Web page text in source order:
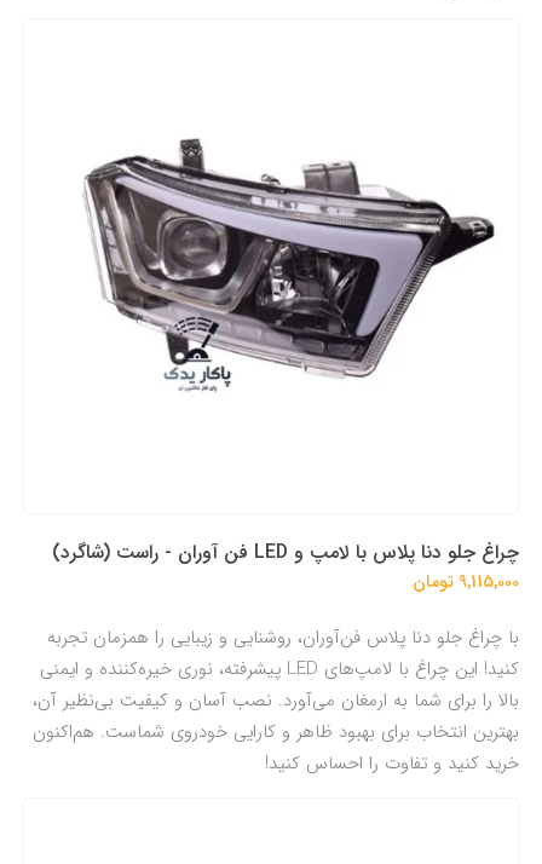
چراغ جلو دنا پلاس با لامپ و LED فن آوران - راست (شاگرد)
9,115,000 تومان
با چراغ جلو دنا پلاس فن‌آوران، روشنایی و زیبایی را همزمان تجربه
کنید! این چراغ با لامپ‌های LED پیشرفته، نوری خیره‌کننده و ایمنی
بالا را برای شما به ارمغان می‌آورد. نصب آسان و کیفیت بی‌نظیر آن،
بهترین انتخاب برای بهبود ظاهر و کارایی خودروی شماست. هم‌اکنون
خرید کنید و تفاوت را احساس کنید!